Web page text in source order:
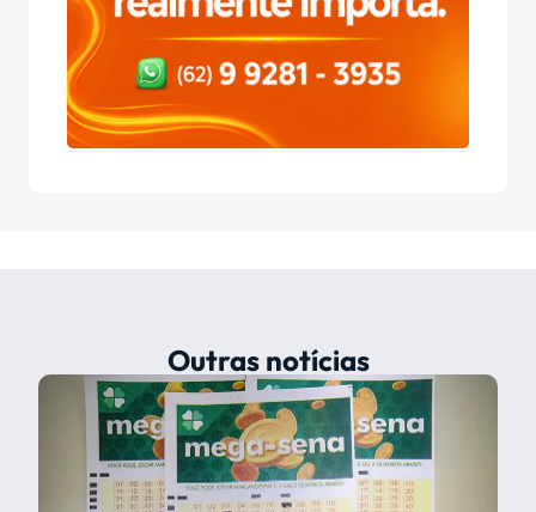
Outras notícias